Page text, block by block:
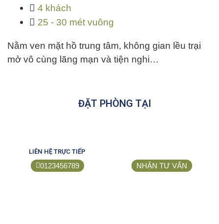
4 khách
25 - 30 mét vuông
Nằm ven mặt hồ trung tâm, không gian lều trại
mở vô cùng lãng mạn và tiện nghi…
ĐẶT PHÒNG TẠI
LIÊN HỆ TRỰC TIẾP
0123456789 NHẬN TƯ VẤN